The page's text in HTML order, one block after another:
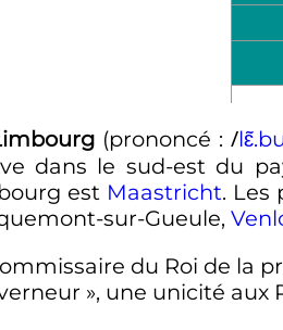
(prononcé : /lɛ̃.b
dans le sud-est du
est Maastricht. Les
sur-Gueule,
du Roi de la
», une unicité aux